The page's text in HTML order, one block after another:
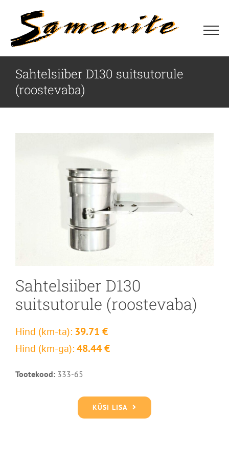
content
Sahtelsiiber D130 suitsutorule
(roostevaba)
Sahtelsiiber D130
suitsutorule (roostevaba)
Hind (km-ta): 39.71 €
Hind (km-ga):48.44 €
Tootekood: 333-65
KÜSI LISA